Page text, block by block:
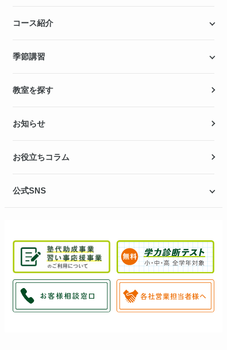
無料学力診断テスト
無料体験授業
コース紹介
高校生の個別指導コース
季節講習
冬期講習
教室を探す
お知らせ
お役立ちコラム
公式SNS